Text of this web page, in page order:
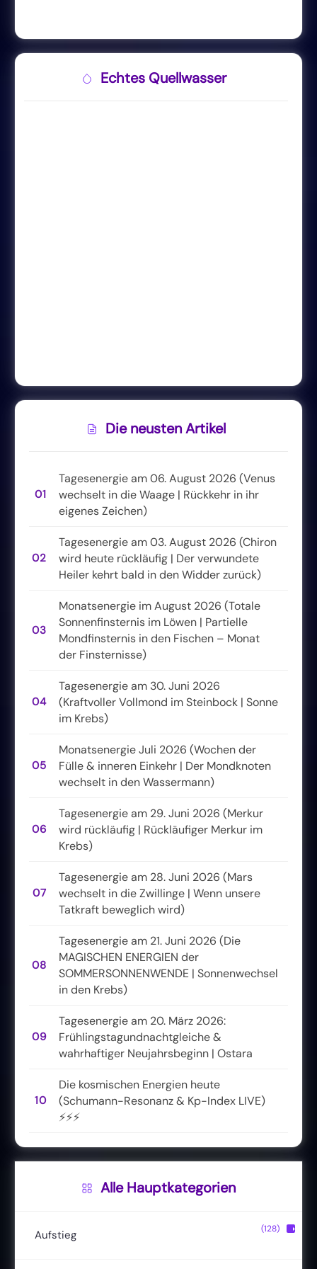
Echtes Quellwasser
Die neusten Artikel
01
Tagesenergie am 06. August 2026 (Venus
wechselt in die Waage | Rückkehr in ihr
eigenes Zeichen)
02
Tagesenergie am 03. August 2026 (Chiron
wird heute rückläufig | Der verwundete
Heiler kehrt bald in den Widder zurück)
03
Monatsenergie im August 2026 (Totale
Sonnenfinsternis im Löwen | Partielle
Mondfinsternis in den Fischen – Monat
der Finsternisse)
04
Tagesenergie am 30. Juni 2026
(Kraftvoller Vollmond im Steinbock | Sonne
im Krebs)
05
Monatsenergie Juli 2026 (Wochen der
Fülle & inneren Einkehr | Der Mondknoten
wechselt in den Wassermann)
06
Tagesenergie am 29. Juni 2026 (Merkur
wird rückläufig | Rückläufiger Merkur im
Krebs)
07
Tagesenergie am 28. Juni 2026 (Mars
wechselt in die Zwillinge | Wenn unsere
Tatkraft beweglich wird)
08
Tagesenergie am 21. Juni 2026 (Die
MAGISCHEN ENERGIEN der
SOMMERSONNENWENDE | Sonnenwechsel
in den Krebs)
09
Tagesenergie am 20. März 2026:
Frühlingstagundnachtgleiche &
wahrhaftiger Neujahrsbeginn | Ostara
10
Die kosmischen Energien heute
(Schumann-Resonanz & Kp-Index LIVE)
⚡⚡⚡
Alle Hauptkategorien
Aufstieg (128) ▶